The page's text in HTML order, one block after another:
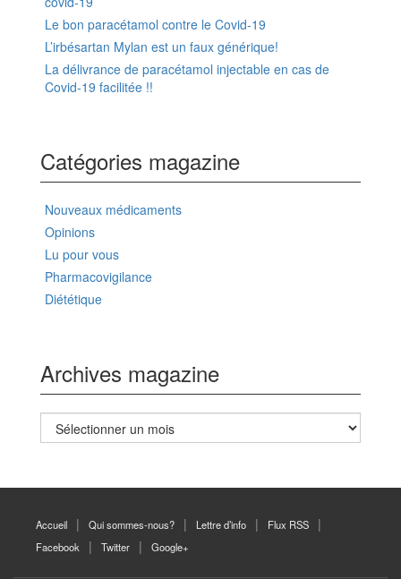
Le bon paracétamol contre le Covid-19
L’irbésartan Mylan est un faux générique!
La délivrance de paracétamol injectable en cas de
Covid-19 facilitée !!
Catégories magazine
Nouveaux médicaments
Opinions
Lu pour vous
Pharmacovigilance
Diététique
Archives magazine
Archives
magazine
Accueil Qui sommes-nous? Lettre d’info
Flux RSS
Facebook
Twitter Google+